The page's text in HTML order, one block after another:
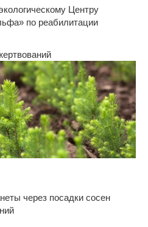
Центру
по реабилитации
через посадки сосен